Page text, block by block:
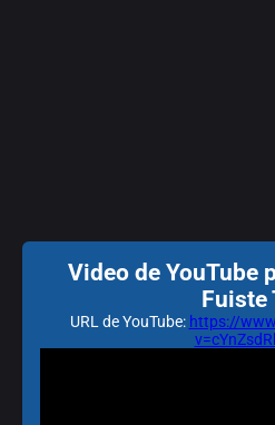
Video de YouTube
Fuiste
URL de YouTube: https://